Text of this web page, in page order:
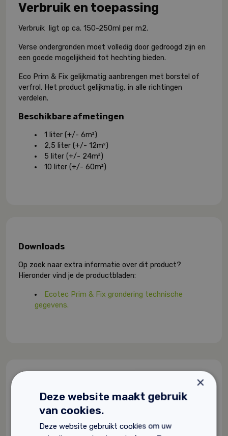
Verbruik en toepassing
Verbruik ligt op ca. 150-250ml per m2.
Verse ondergronden moet volledig door gedroogd zijn en
een goede mogelijkheid tot hechting bieden.
Eco Prim & Fix gelijkmatig aanbrengen met borstel of
verfrol. Het product gelijkmatig, in alle richtingen
verdelen.
Beschikbare afmetingen
1 liter (+/- 6m²)
2,5 liter (+/- 12m²)
5 liter (+/- 24m²)
10 liter (+/- 60m²)
Downloads
Op zoek naar extra informatie over dit product?
Hieronder vind je de productbladen:
Ecotec Prim & Fix grondering technische
gegevens.
×
Deze website maakt gebruik
van cookies.
Deze website gebruikt cookies om uw